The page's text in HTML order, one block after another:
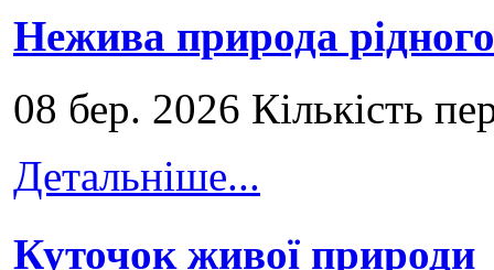
Нежива природа
08 бер. 2026 Кількість
Детальніше...
Куточок живої природи